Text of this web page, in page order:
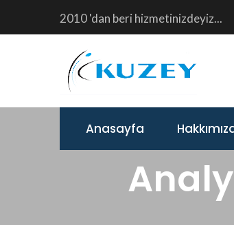
2010 'dan beri hizmetinizdeyiz...
Anasayfa